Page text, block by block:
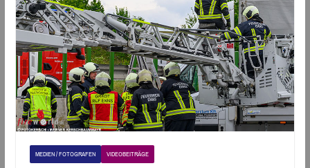
MEDIEN / FOTOGRAFEN VIDEOBEITRÄGE